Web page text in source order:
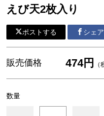
えび天2枚入り
ポストする シェ
販売価格 474円
数量